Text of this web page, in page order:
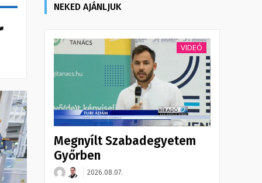
NEKED AJÁNLJUK
VIDEÓ
Megnyílt Szabadegyetem
Győrben
2026.08.07.